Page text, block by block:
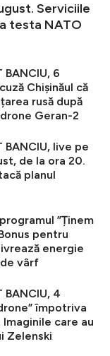
Serviciile
testa NATO
BANCIU, 6
Chișinăul că
rusă după
Geran-2
BANCIU, live pe
de la ora 20.
planul
”Ținem
pentru
energie
vârf
BANCIU, 4
împotriva
care au
Zelenski